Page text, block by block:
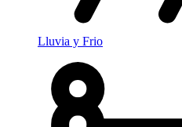
Lluvia y Frio